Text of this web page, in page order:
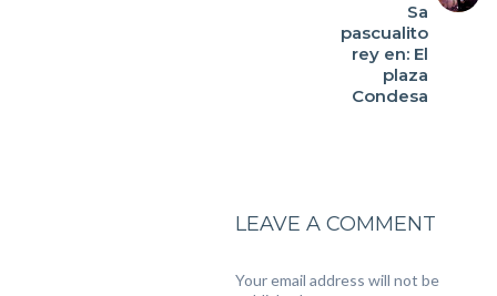
Sa
pascualito
rey en: El
plaza
Condesa
LEAVE A COMMENT
Your email address will not be